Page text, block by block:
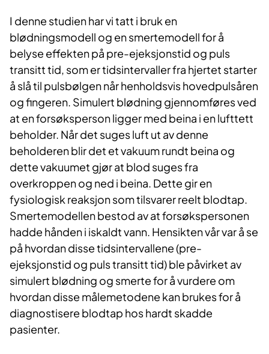
I denne studien har vi tatt i bruk en
blødningsmodell og en smertemodell for å
belyse effekten på pre-ejeksjonstid og puls
transitt tid, som er tidsintervaller fra hjertet starter
å slå til pulsbølgen når henholdsvis hovedpulsåren
og fingeren. Simulert blødning gjennomføres ved
at en forsøksperson ligger med beina i en lufttett
beholder. Når det suges luft ut av denne
beholderen blir det et vakuum rundt beina og
dette vakuumet gjør at blod suges fra
overkroppen og ned i beina. Dette gir en
fysiologisk reaksjon som tilsvarer reelt blodtap.
Smertemodellen bestod av at forsøkspersonen
hadde hånden i iskaldt vann. Hensikten vår var å se
på hvordan disse tidsintervallene (pre-
ejeksjonstid og puls transitt tid) ble påvirket av
simulert blødning og smerte for å vurdere om
hvordan disse målemetodene kan brukes for å
diagnostisere blodtap hos hardt skadde
pasienter.